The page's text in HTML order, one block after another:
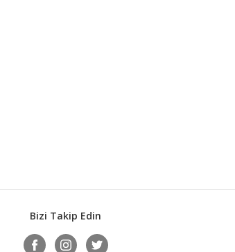
Bizi Takip Edin